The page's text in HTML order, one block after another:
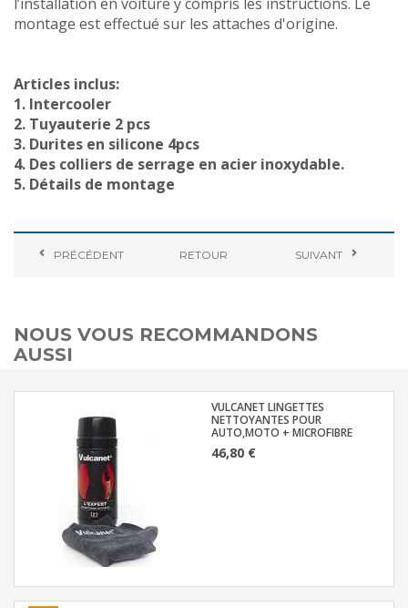
montage est effectué sur les attaches d'origine.
Articles inclus:
1. Intercooler
2. Tuyauterie 2 pcs
3. Durites en silicone 4pcs
4. Des colliers de serrage en acier inoxydable.
5. Détails de montage
PRÉCÉDENT RETOUR SUIVANT
NOUS VOUS RECOMMANDONS
AUSSI
VULCANET LINGETTES
NETTOYANTES POUR
AUTO,MOTO + MICROFIBRE
46,80 €